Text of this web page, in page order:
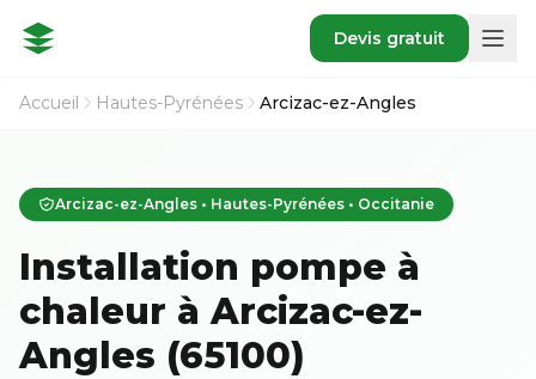
Devis gratuit
Accueil Hautes-Pyrénées Arcizac-ez-Angles
Arcizac-ez-Angles • Hautes-Pyrénées • Occitanie
Installation pompe à
chaleur à Arcizac-ez-
Angles (65100)